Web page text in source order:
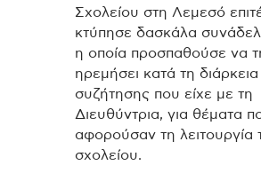
Σχολείου στη Λεμεσό
κτύπησε δασκάλα
η οποία προσπαθούσε να
ηρεμήσει κατά τη
συζήτησης που είχε με τη
Διευθύντρια, για θέματα
αφορούσαν τη λειτουργία
σχολείου.